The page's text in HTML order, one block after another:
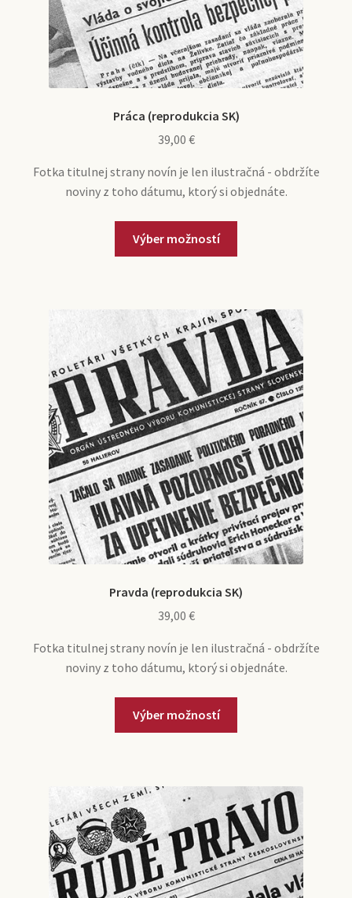
Práca (reprodukcia SK)
39,00 €
Fotka titulnej strany novín je len ilustračná - obdržíte
noviny z toho dátumu, ktorý si objednáte.
Pravda (reprodukcia SK)
39,00 €
Fotka titulnej strany novín je len ilustračná - obdržíte
noviny z toho dátumu, ktorý si objednáte.